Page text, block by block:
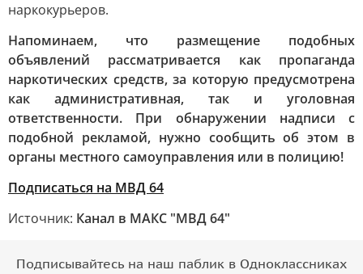
наркокурьеров.
Напоминаем, что размещение подобных
объявлений рассматривается как пропаганда
наркотических средств, за которую предусмотрена
как административная, так и уголовная
ответственности. При обнаружении надписи с
подобной рекламой, нужно сообщить об этом в
органы местного самоуправления или в полицию!
Подписаться на МВД 64
Источник: Канал в МАКС "МВД 64"
Подписывайтесь на наш паблик в Одноклассниках